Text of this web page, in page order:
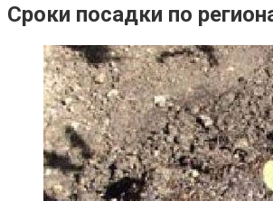
Сроки посадки по